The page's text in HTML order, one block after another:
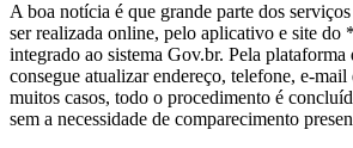
A boa notícia é que grande parte dos
ser realizada online, pelo aplicativo e site
integrado ao sistema Gov.br. Pela
consegue atualizar endereço, telefone, e-
muitos casos, todo o procedimento é
sem a necessidade de comparecimento